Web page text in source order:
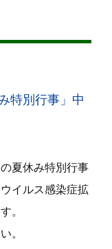
特別行事」中
夏休み特別行事
イルス感染症拡
。
。